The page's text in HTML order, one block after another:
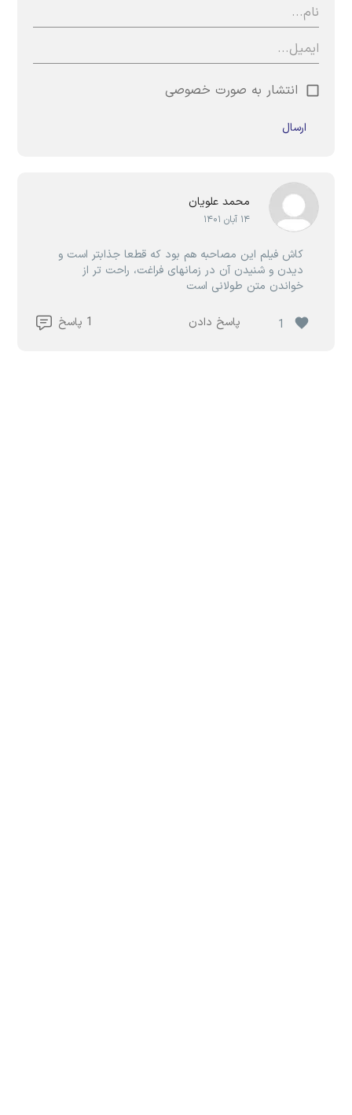
انتشار به صورت خصوصی
ارسال
محمد علویان
۱۴ آبان ۱۴۰۱
کاش فیلم این مصاحبه هم بود که قطعا جذابتر است و
دیدن و شنیدن آن در زمانهای فراغت، راحت تر از
خواندن متن طولانی است
1 پاسخ دادن 1 پاسخ